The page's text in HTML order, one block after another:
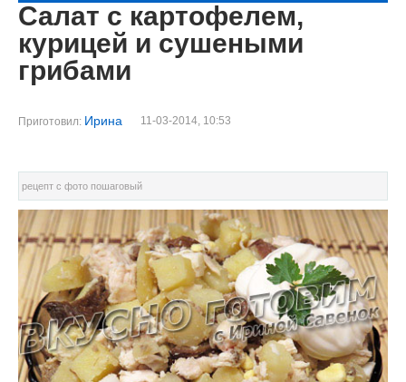
Салат с картофелем,
курицей и сушеными
грибами
Приготовил: Ирина 11-03-2014, 10:53
рецепт с фото пошаговый